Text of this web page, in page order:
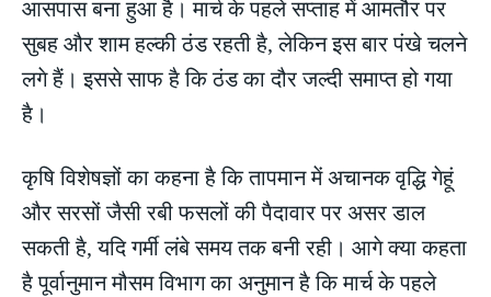
आसपास बना हुआ है। मार्च के पहले सप्ताह में आमतौर पर
सुबह और शाम हल्की ठंड रहती है, लेकिन इस बार पंखे चलने
लगे हैं। इससे साफ है कि ठंड का दौर जल्दी समाप्त हो गया
है।
कृषि विशेषज्ञों का कहना है कि तापमान में अचानक वृद्धि गेहूं
और सरसों जैसी रबी फसलों की पैदावार पर असर डाल
सकती है, यदि गर्मी लंबे समय तक बनी रही। आगे क्या कहता
है पूर्वानुमान मौसम विभाग का अनुमान है कि मार्च के पहले